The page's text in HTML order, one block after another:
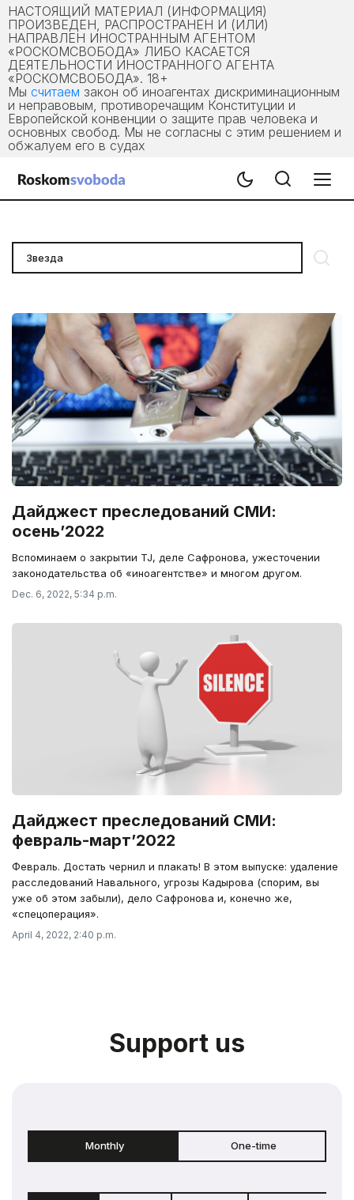
НАСТОЯЩИЙ МАТЕРИАЛ (ИНФОРМАЦИЯ)
ПРОИЗВЕДЕН, РАСПРОСТРАНЕН И (ИЛИ)
НАПРАВЛЕН ИНОСТРАННЫМ АГЕНТОМ
«РОСКОМСВОБОДА» ЛИБО КАСАЕТСЯ
ДЕЯТЕЛЬНОСТИ ИНОСТРАННОГО АГЕНТА
«РОСКОМСВОБОДА». 18+
Мы считаем закон об иноагентах дискриминационным
и неправовым, противоречащим Конституции и
Европейской конвенции о защите прав человека и
основных свобод. Мы не согласны с этим решением и
обжалуем его в судах
Дайджест преследований СМИ:
осень’2022
Вспоминаем о закрытии TJ, деле Сафронова, ужесточении
законодательства об «иноагентстве» и многом другом.
Dec. 6, 2022, 5:34 p.m.
Дайджест преследований СМИ:
февраль-март’2022
Февраль. Достать чернил и плакать! В этом выпуске: удаление
расследований Навального, угрозы Кадырова (спорим, вы
уже об этом забыли), дело Сафронова и, конечно же,
«спецоперация».
April 4, 2022, 2:40 p.m.
Support us
Monthly One-time